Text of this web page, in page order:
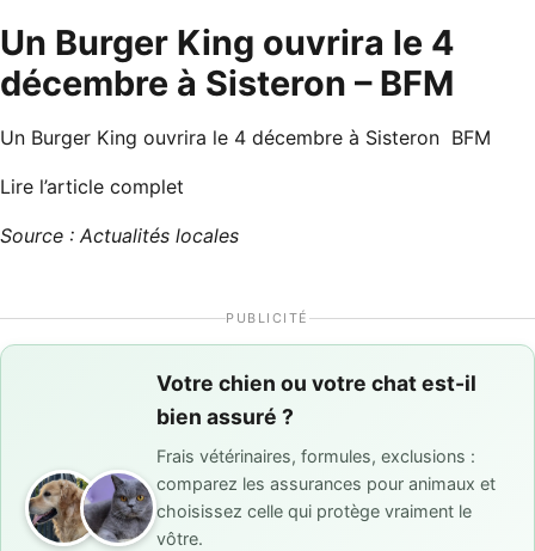
Un Burger King ouvrira le 4
décembre à Sisteron – BFM
Un Burger King ouvrira le 4 décembre à Sisteron BFM
Lire l’article complet
Source : Actualités locales
PUBLICITÉ
Votre chien ou votre chat est-il
bien assuré ?
Frais vétérinaires, formules, exclusions :
comparez les assurances pour animaux et
choisissez celle qui protège vraiment le
vôtre.